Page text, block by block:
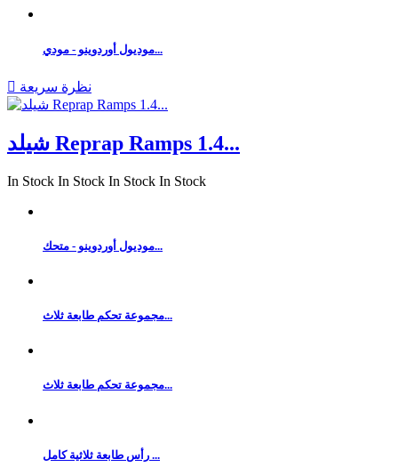
موديول أوردوينو - مودي...
 نظرة سريعة
شيلد Reprap Ramps 1.4...
In Stock In Stock In Stock In Stock
موديول أوردوينو - متحك...
مجموعة تحكم طابعة ثلاث...
مجموعة تحكم طابعة ثلاث...
رأس طابعة ثلاثية كامل ...